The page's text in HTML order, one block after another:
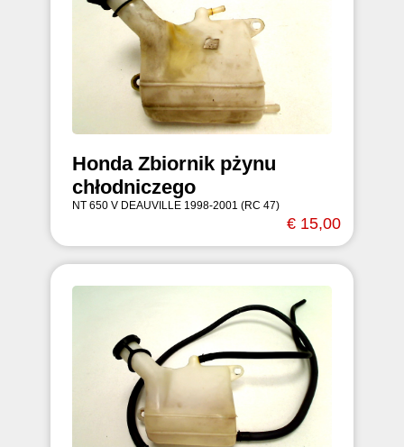
Honda Zbiornik pżynu
chłodniczego
NT 650 V DEAUVILLE 1998-2001 (RC 47)
€ 15,00